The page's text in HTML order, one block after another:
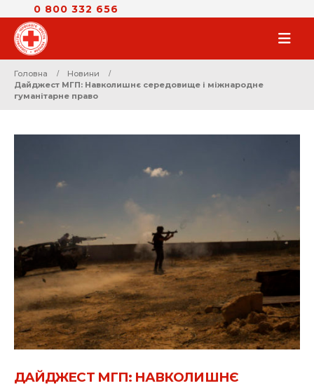
0 800 332 656
Головна
Новини
Дайджест МГП: Навколишнє середовище і міжнародне
гуманітарне право
ДАЙДЖЕСТ МГП: НАВКОЛИШНЄ